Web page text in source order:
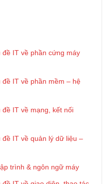
IT về phần cứng máy
IT về phần mềm – hệ
IT về mạng, kết nối
IT về quản lý dữ liệu –
trình & ngôn ngữ máy